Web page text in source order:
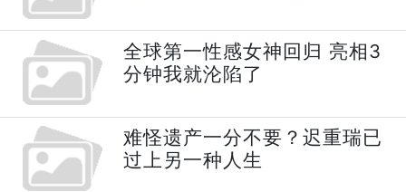
全球第一性感女神回归 亮相3
分钟我就沦陷了
难怪遗产一分不要？迟重瑞已
过上另一种人生